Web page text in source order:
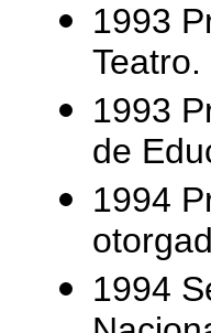
1993
Teatro.
1993
de
1994
1994